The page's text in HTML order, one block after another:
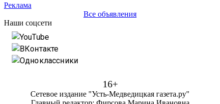
Реклама
Все объявления
Наши соцсети
YouTube
ВКонтакте
Одноклассники
16+
Сетевое издание "Усть-Медведицкая газета.ру"